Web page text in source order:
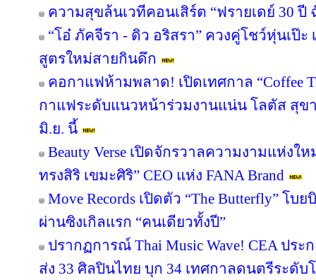
ความสุขล้นเวทีคอนเสิร์ต “ฟรายเดย์ 30
“โอ๋ ภัคจีรา - ดิว อริสรา” ควงคู่โชว์หุ่นเป๊ะ
สูตรใหม่สายกินดึก
คอกาแฟห้ามพลาด! เปิดเทศกาล “Coffee
กาแฟระดับแนวหน้าร่วมงานแน่น โลตัส สุข
มิ.ย. นี้
Beauty Verse เปิดจักรวาลความงามแห่ง
ทรงสิริ เขมะศิริ” CEO แห่ง FANA Brand
Move Records เปิดตัว “The Butterfly” โ
ผ่านซิงเกิลแรก “คนเดียวทั้งปี”
ปรากฏการณ์ Thai Music Wave! CEA ประก
ส่ง 33 ศิลปินไทย บุก 34 เทศกาลดนตรีระดับ